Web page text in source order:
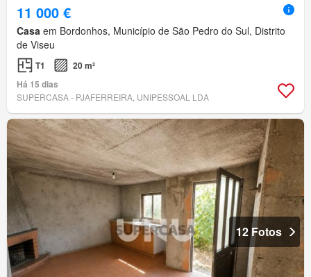
11 000 €
Casa em Bordonhos, Município de São Pedro do Sul, Distrito
de Viseu
T1
20 m²
Há 15 dias
SUPERCASA - PJAFERREIRA, UNIPESSOAL LDA
12 Fotos